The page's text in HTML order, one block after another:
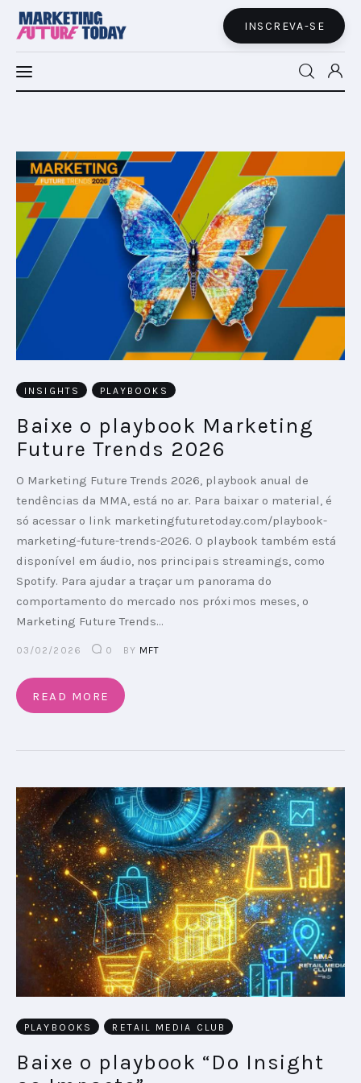
INSCREVA-SE
MFT+
INSIGHTS
FUTURE BRAND LAB
EVENTOS
MARTECH
CONECTADES
PODCAST
PLAYBOOKS
INSIGHTS PLAYBOOKS
Baixe o playbook Marketing
Future Trends 2026
O Marketing Future Trends 2026, playbook anual de
tendências da MMA, está no ar. Para baixar o material, é
só acessar o link marketingfuturetoday.com/playbook-
marketing-future-trends-2026. O playbook também está
disponível em áudio, nos principais streamings, como
Spotify. Para ajudar a traçar um panorama do
comportamento do mercado nos próximos meses, o
Marketing Future Trends…
03/02/2026 0 BY MFT
READ MORE
PLAYBOOKS RETAIL MEDIA CLUB
Baixe o playbook “Do Insight